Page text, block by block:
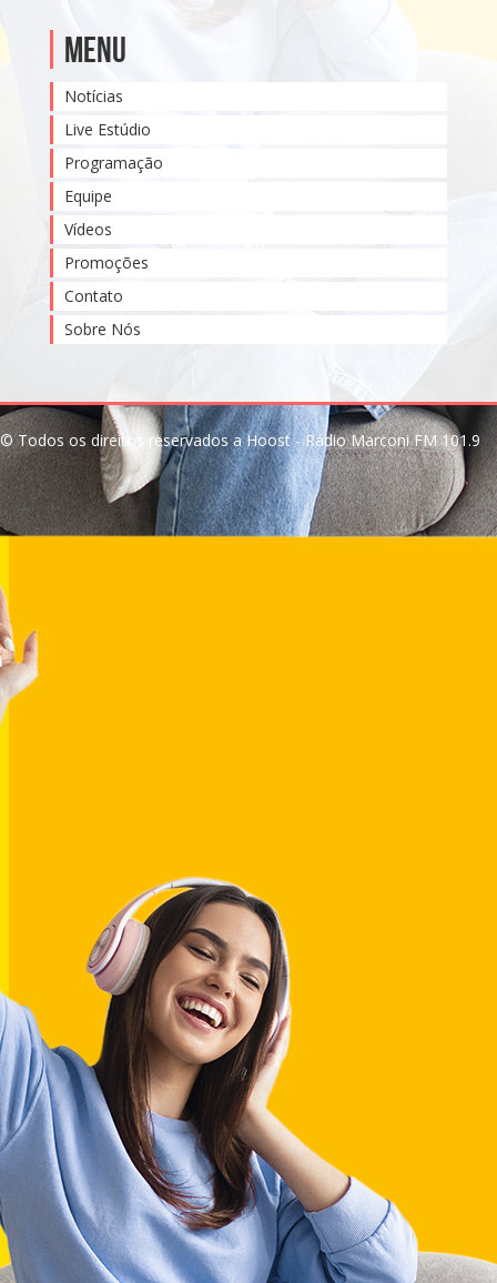
Menu
Notícias
Live Estúdio
Programação
Equipe
Vídeos
Promoções
Contato
Sobre Nós
© Todos os direitos reservados a Hoost - Rádio Marconi FM 101.9